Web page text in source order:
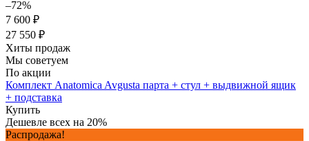
–72%
7 600 ₽
27 550 ₽
Хиты продаж
Мы советуем
По акции
Комплект Anatomica Avgusta парта + стул + выдвижной ящик
+ подставка
Купить
Дешевле всех на 20%
Распродажа!